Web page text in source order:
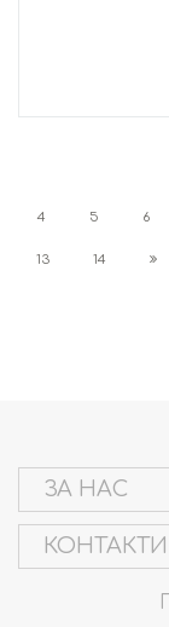
4 5 6
13 14
ЗА НАС
КОНТАКТИ